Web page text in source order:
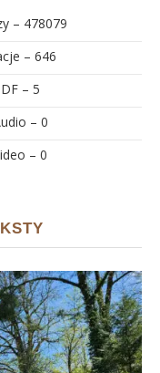
– 478079
– 646
– 5
– 0
– 0